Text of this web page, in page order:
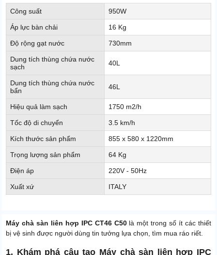
Công suất 950W
Áp lực bàn chải 16 Kg
Độ rộng gạt nước 730mm
Dung tích thùng chứa nước
sạch
40L
Dung tích thùng chứa nước
bẩn
46L
Hiệu quả làm sạch 1750 m2/h
Tốc độ di chuyển 3.5 km/h
Kích thước sản phẩm 855 x 580 x 1220mm
Trọng lượng sản phẩm 64 Kg
Điện áp 220V - 50Hz
Xuất xứ ITALY
Máy chà sàn liên hợp IPC CT46 C50 là một trong số ít các thiết
bị vệ sinh được người dùng tin tưởng lựa chọn, tìm mua ráo riết.
1. Khám phá câu tạo Máy chà sàn liên hợp IPC